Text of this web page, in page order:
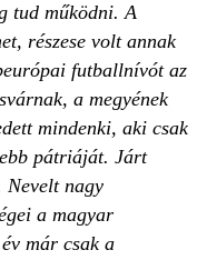
tud működni. A
részese volt annak
futballnívót az
a megyének
mindenki, aki csak
pátriáját. Járt
nagy
a magyar
már csak a